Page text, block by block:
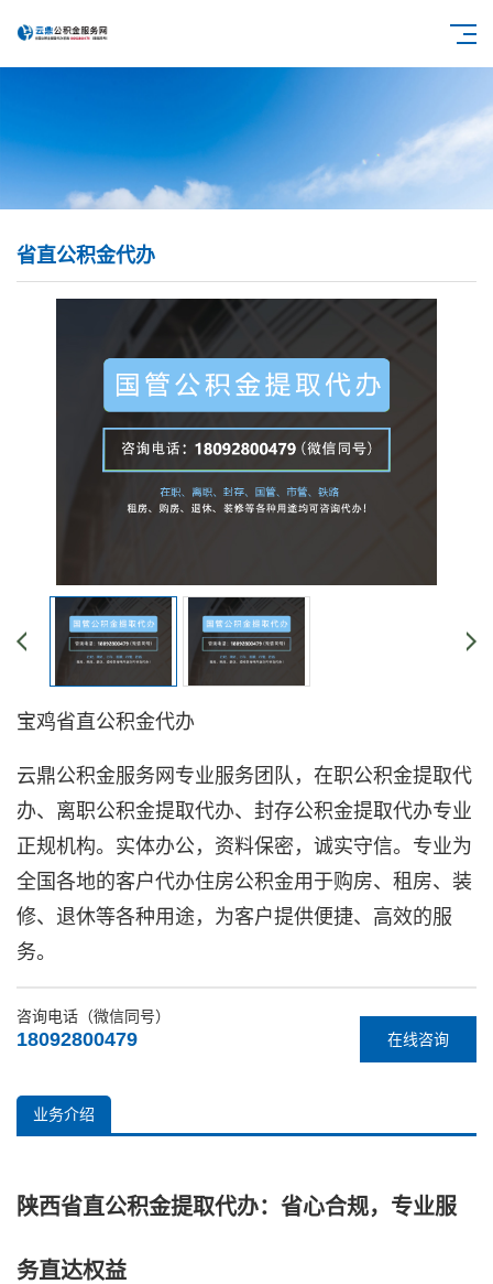
省直公积金代办
宝鸡省直公积金代办
云鼎公积金服务网专业服务团队，在职公积金提取代
办、离职公积金提取代办、封存公积金提取代办专业
正规机构。实体办公，资料保密，诚实守信。专业为
全国各地的客户代办住房公积金用于购房、租房、装
修、退休等各种用途，为客户提供便捷、高效的服
务。
在线咨询
咨询电话（微信同号）
18092800479
业务介绍
陕西省直公积金提取代办：省心合规，专业服
务直达权益